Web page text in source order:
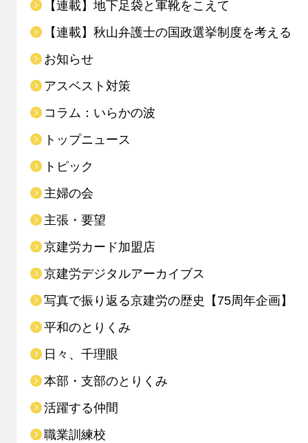
【連載】地下足袋と軍靴をこえて
【連載】秋山弁護士の国政選挙制度を考える
お知らせ
アスベスト対策
コラム：いらかの波
トップニュース
トピック
主婦の会
主張・要望
京建労カード加盟店
京建労デジタルアーカイブス
写真で振り返る京建労の歴史【75周年企画】
平和のとりくみ
日々、千理眼
本部・支部のとりくみ
活躍する仲間
職業訓練校